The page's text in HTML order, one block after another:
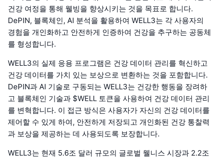
건강 여정을 통해 웰빙을 향상시키는 것을 목표로 합니다.
DePIN, 블록체인, AI 분석을 활용하여 WELL3는 각 사용자의
경험을 개인화하고 안전하게 인증하여 건강을 추구하는 공동체
를 형성합니다.
WELL3의 실제 응용 프로그램은 건강 데이터 관리를 혁신하고
건강 데이터를 가치 있는 보상으로 변환하는 것을 포함합니다.
DePIN과 AI 기술로 구동되는 WELL3는 건강한 행동을 장려하
고 블록체인 기술과 $WELL 토큰을 사용하여 건강 데이터 관리
를 변혁합니다. 이 접근 방식은 사용자가 자신의 건강 데이터를
제어할 수 있게 하여, 안전하게 저장되고 개인화된 건강 통찰력
과 보상을 제공하는 데 사용되도록 보장합니다.
WELL3는 현재 5.6조 달러 규모의 글로벌 웰니스 시장과 2.2조